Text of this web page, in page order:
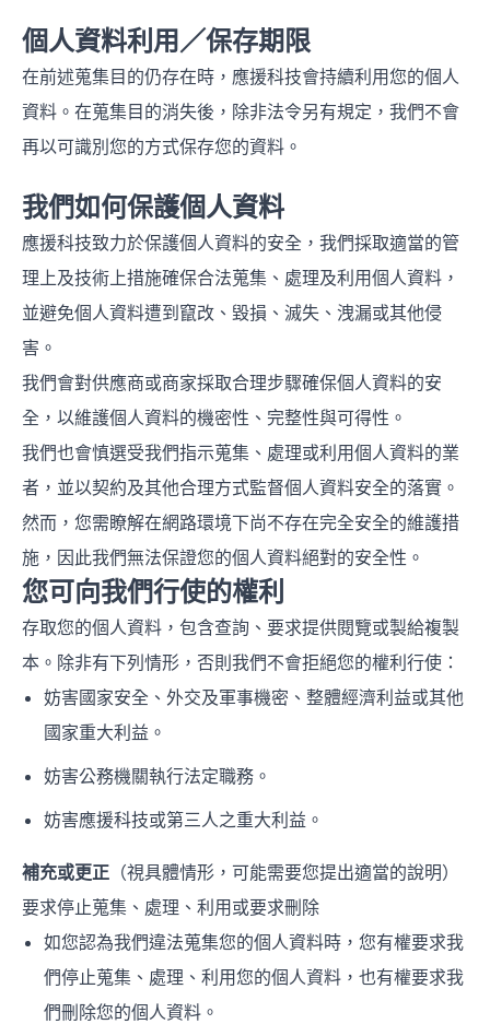
個人資料利用／保存期限
在前述蒐集目的仍存在時，應援科技會持續利用您的個人
資料。在蒐集目的消失後，除非法令另有規定，我們不會
再以可識別您的方式保存您的資料。
我們如何保護個人資料
應援科技致力於保護個人資料的安全，我們採取適當的管
理上及技術上措施確保合法蒐集、處理及利用個人資料，
並避免個人資料遭到竄改、毀損、滅失、洩漏或其他侵
害。
我們會對供應商或商家採取合理步驟確保個人資料的安
全，以維護個人資料的機密性、完整性與可得性。
我們也會慎選受我們指示蒐集、處理或利用個人資料的業
者，並以契約及其他合理方式監督個人資料安全的落實。
然而，您需瞭解在網路環境下尚不存在完全安全的維護措
施，因此我們無法保證您的個人資料絕對的安全性。
您可向我們行使的權利
存取您的個人資料，包含查詢、要求提供閱覽或製給複製
本。除非有下列情形，否則我們不會拒絕您的權利行使：
妨害國家安全、外交及軍事機密、整體經濟利益或其他
國家重大利益。
妨害公務機關執行法定職務。
妨害應援科技或第三人之重大利益。
補充或更正 （視具體情形，可能需要您提出適當的說明）
要求停止蒐集、處理、利用或要求刪除
如您認為我們違法蒐集您的個人資料時，您有權要求我
們停止蒐集、處理、利用您的個人資料，也有權要求我
們刪除您的個人資料。